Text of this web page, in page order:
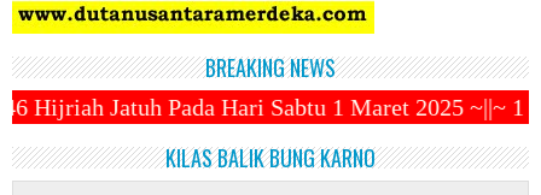
BREAKING NEWS
Sabtu 1 Maret 2025 ~||~ 1 Syawal Jatuh
KILAS BALIK BUNG KARNO